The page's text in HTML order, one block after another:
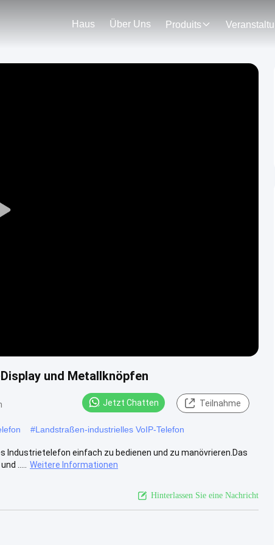
Haus Über Uns Produits
und Metallknöpfen
Jetzt Chatten Teilnahme
#Landstraßen-industrielles VoIP-Telefon
Industrietelefon einfach zu bedienen und zu manövrieren.Das
.....
Weitere Informationen
Hinterlassen Sie eine Nachricht